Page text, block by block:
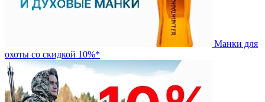
Манки для
охоты со скидкой 10%*